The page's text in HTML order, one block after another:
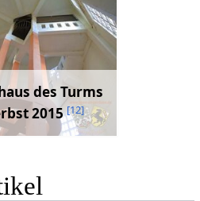
des Turms
2015[12]